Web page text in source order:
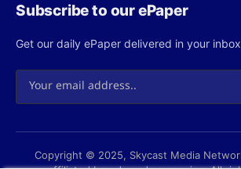
Subscribe to our ePaper
Get our daily ePaper delivered in your inbox
Copyright © 2025, Skycast Media